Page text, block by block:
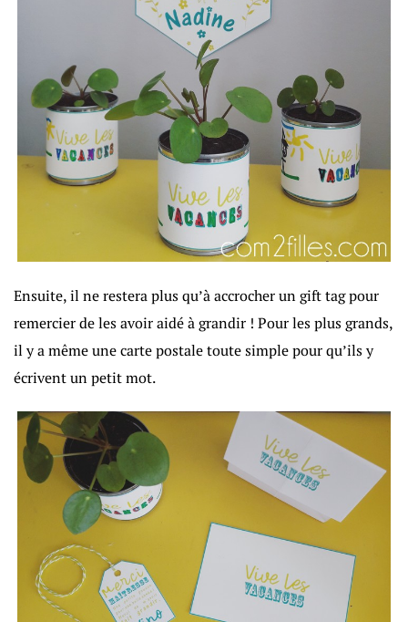
Ensuite, il ne restera plus qu’à accrocher un gift tag pour
remercier de les avoir aidé à grandir ! Pour les plus grands,
il y a même une carte postale toute simple pour qu’ils y
écrivent un petit mot.